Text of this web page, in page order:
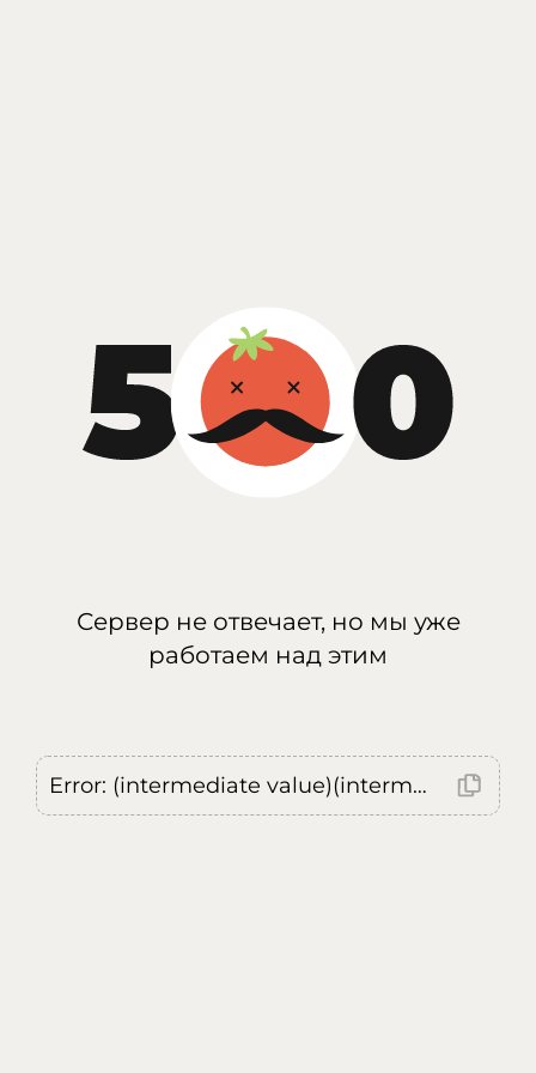
Сервер не отвечает, но мы уже
работаем над этим
Error: (intermediate value)(intermediate value)(intermediate value).replaceAll is not a function